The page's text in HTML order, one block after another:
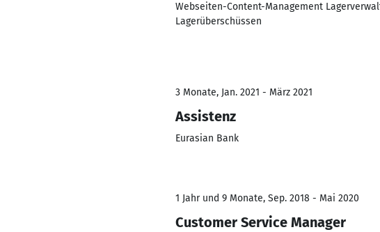
Webseiten-Content-Management
Lagerüberschüssen
3 Monate, Jan. 2021 - März 2021
Assistenz
Eurasian Bank
1 Jahr und 9 Monate, Sep. 2018 - Mai 2020
Customer Service Manager